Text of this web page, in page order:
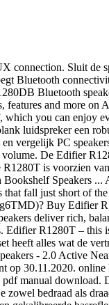
CDN$10.19. modern experience. Edifier R1700BT review: a lively and likeable pair of Bluetooth speakers that fall just short of the full five stars – read the review at What Hi-Fi? Also, wirelessly . Would it make sense to buy an Bluetooth Receiver/Transmitter with bypass mode like Avantree Oasis (https://amzn.to/2Jg6TMD)? Buy Edifier R1280T Powered Bookshelf Speakers - 2.0 Active Near Field Monitors - Studio Monitor Speaker - Wooden Enclosure - 42 Watts RMS online at best price in India. Edifier's R1280T speakers deliver rich, balanced audio with adjustable EQ in a handsome design for an affordable price. De voordelen van de Edifier R1280T: Opnieuw ontworpen afstandsbediening met nieuwe functies. Edifier R1280T – this is our answer if you’re asking us to recommend a set of powered bookshelf speakers with decent audio performances, which do not cost too much. Deze Edifier R1280DB Hout speakerset heeft alles wat de vertrouwde R1280T heeft en meer! Edifier R1280T Bruin De Edifier R1280T levert een vol, rijk geluid uit relatief bescheiden